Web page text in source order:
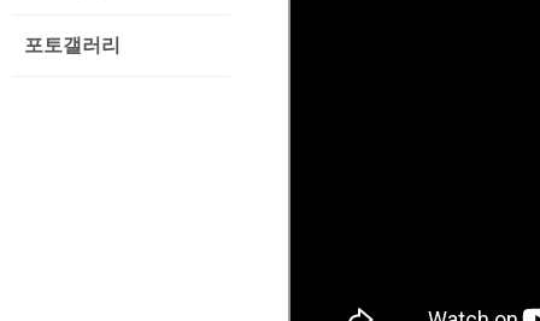
포토갤러리